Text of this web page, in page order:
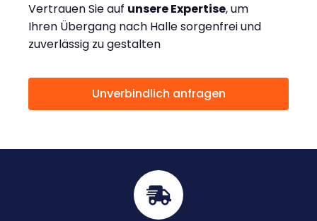
Vertrauen Sie auf unsere Expertise, um
Ihren Übergang nach Halle sorgenfrei und
zuverlässig zu gestalten
Unverbindlich anfragen